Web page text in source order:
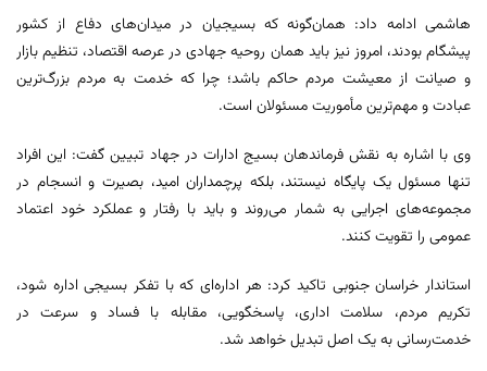
هاشمی ادامه داد: همان‌گونه که بسیجیان در میدان‌های دفاع از کشور
پیشگام بودند، امروز نیز باید همان روحیه جهادی در عرصه اقتصاد، تنظیم بازار
و صیانت از معیشت مردم حاکم باشد؛ چرا که خدمت به مردم بزرگ‌ترین
عبادت و مهم‌ترین مأموریت مسئولان است.
وی با اشاره به نقش فرماندهان بسیج ادارات در جهاد تبیین گفت: این افراد
تنها مسئول یک پایگاه نیستند، بلکه پرچمداران امید، بصیرت و انسجام در
مجموعه‌های اجرایی به شمار می‌روند و باید با رفتار و عملکرد خود اعتماد
عمومی را تقویت کنند.
استاندار خراسان جنوبی تاکید کرد: هر اداره‌ای که با تفکر بسیجی اداره شود،
تکریم مردم، سلامت اداری، پاسخگویی، مقابله با فساد و سرعت در
خدمت‌رسانی به یک اصل تبدیل خواهد شد.